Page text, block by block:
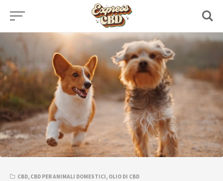
Skip
content
CBD, CBD PER ANIMALI DOMESTICI, OLIO DI CBD